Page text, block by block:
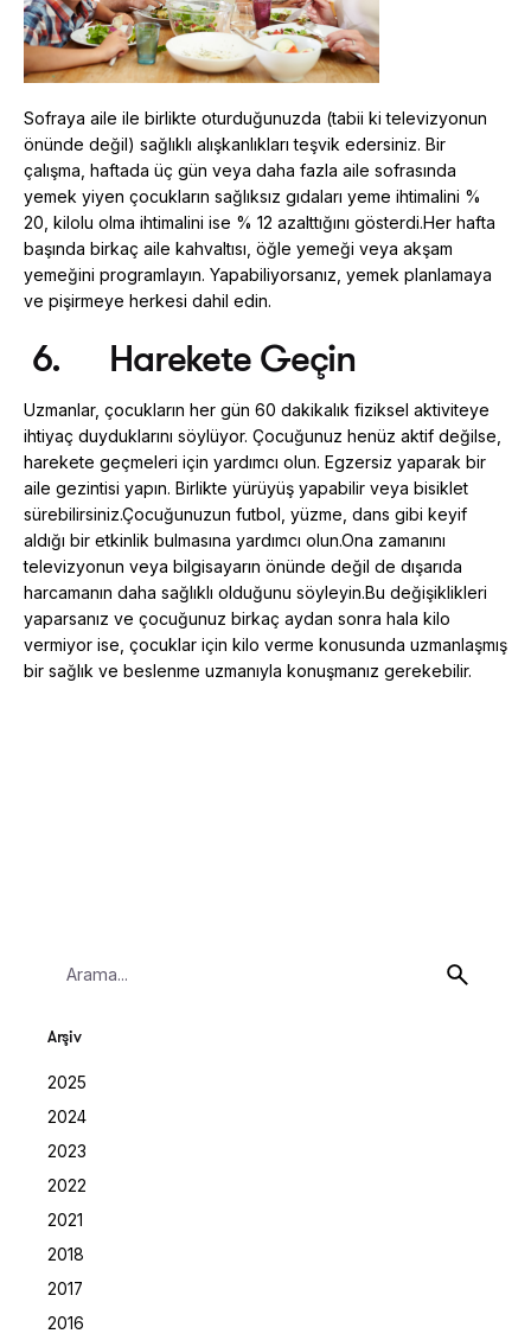
Sofraya aile ile birlikte oturduğunuzda (tabii ki televizyonun
önünde değil) sağlıklı alışkanlıkları teşvik edersiniz. Bir
çalışma, haftada üç gün veya daha fazla aile sofrasında
yemek yiyen çocukların sağlıksız gıdaları yeme ihtimalini %
20, kilolu olma ihtimalini ise % 12 azalttığını gösterdi.Her hafta
başında birkaç aile kahvaltısı, öğle yemeği veya akşam
yemeğini programlayın. Yapabiliyorsanız, yemek planlamaya
ve pişirmeye herkesi dahil edin.
6. Harekete Geçin
Uzmanlar, çocukların her gün 60 dakikalık fiziksel aktiviteye
ihtiyaç duyduklarını söylüyor. Çocuğunuz henüz aktif değilse,
harekete geçmeleri için yardımcı olun. Egzersiz yaparak bir
aile gezintisi yapın. Birlikte yürüyüş yapabilir veya bisiklet
sürebilirsiniz.Çocuğunuzun futbol, ​​yüzme, dans gibi keyif
aldığı bir etkinlik bulmasına yardımcı olun.Ona zamanını
televizyonun veya bilgisayarın önünde değil de dışarıda
harcamanın daha sağlıklı olduğunu söyleyin.Bu değişiklikleri
yaparsanız ve çocuğunuz birkaç aydan sonra hala kilo
vermiyor ise, çocuklar için kilo verme konusunda uzmanlaşmış
bir sağlık ve beslenme uzmanıyla konuşmanız gerekebilir.
Arşiv
2025
2024
2023
2022
2021
2018
2017
2016